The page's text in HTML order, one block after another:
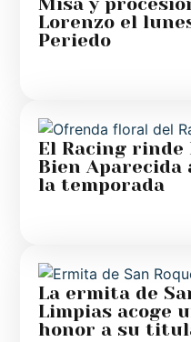
Misa y
Lorenzo el
Periedo
El Racing rinde
Bien Aparecida
la temporada
La ermita de
Limpias acoge
honor a su